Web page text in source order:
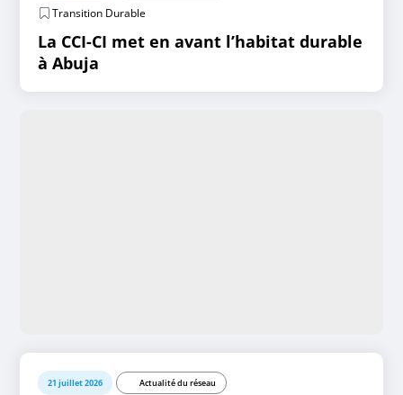
Transition Durable
La CCI-CI met en avant l’habitat durable
à Abuja
21 juillet 2026 Actualité du réseau